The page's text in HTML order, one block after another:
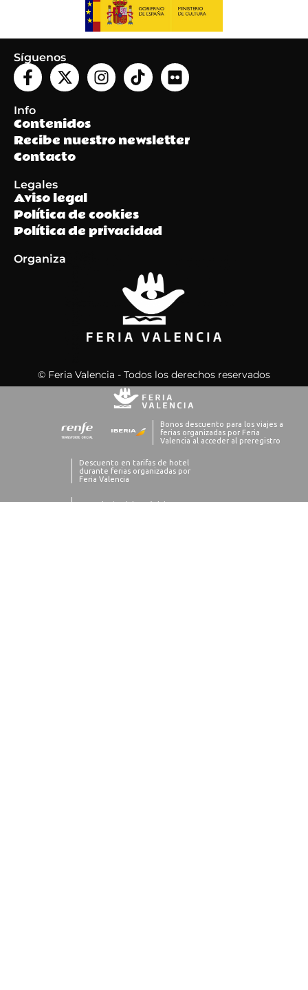
Síguenos
Info
Contenidos
Recibe nuestro newsletter
Contacto
Legales
Aviso legal
Política de cookies
Política de privacidad
Organiza
© Feria Valencia - Todos los derechos reservados